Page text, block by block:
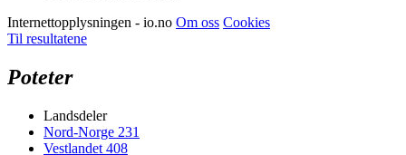
Internettopplysningen - io.no Om oss Cookies
Til resultatene
Poteter
Landsdeler
Nord-Norge 231
Vestlandet 408